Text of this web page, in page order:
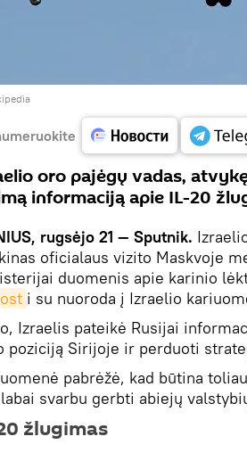
oro pajėgų vadas,
informaciją apie IL-20
rugsėjo 21 — Sputnik.
oficialaus vizito Maskvoje
duomenis apie karinio
i su nuoroda į Izraelio
Izraelis pateikė Rusijai
poziciją Sirijoje ir perduoti
pabrėžė, kad būtina
svarbu gerbti abiejų
žlugimas